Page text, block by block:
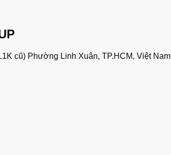
cũ) Phường Linh Xuân, TP.HCM, Việt Nam